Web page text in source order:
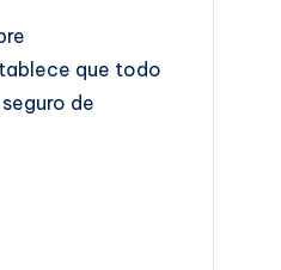
que todo
de